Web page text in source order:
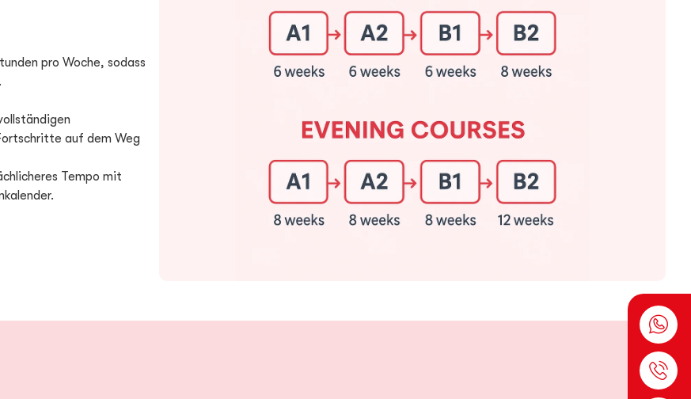
pro Woche, sodass
auf dem Weg
Tempo mit